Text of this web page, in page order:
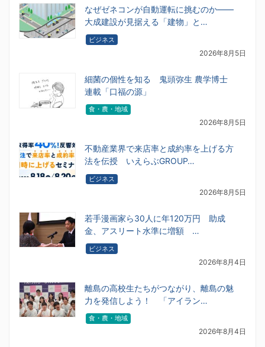
なぜゼネコンが自動運転に挑むのか――
大成建設が見据える「建物」と…
ビジネス
2026年8月5日
細菌の個性を知る 鬼頭弥生 農学博士
連載「口福の源」
食・農・地域
2026年8月5日
不動産業界で来店率と成約率を上げる方
法を伝授 いえらぶGROUP…
ビジネス
2026年8月5日
若手漫画家ら30人に年120万円 助成
金、アスリート水準に増額 …
ビジネス
2026年8月4日
離島の高校生たちがつながり、離島の魅
力を発信しよう！ 「アイラン…
食・農・地域
2026年8月4日